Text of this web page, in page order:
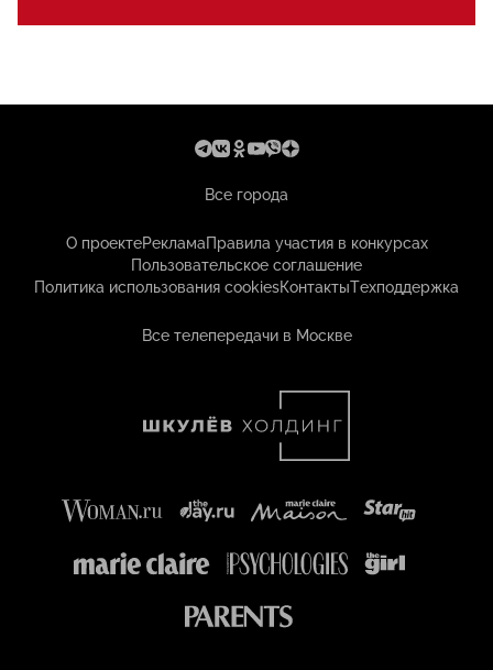
Все города
О проектеРекламаПравила участия в конкурсах
Пользовательское соглашение
Политика использования cookiesКонтактыТехподдержка
Все телепередачи в Москве